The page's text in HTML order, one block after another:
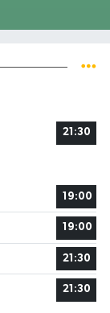
21:30
19:00
19:00
21:30
21:30